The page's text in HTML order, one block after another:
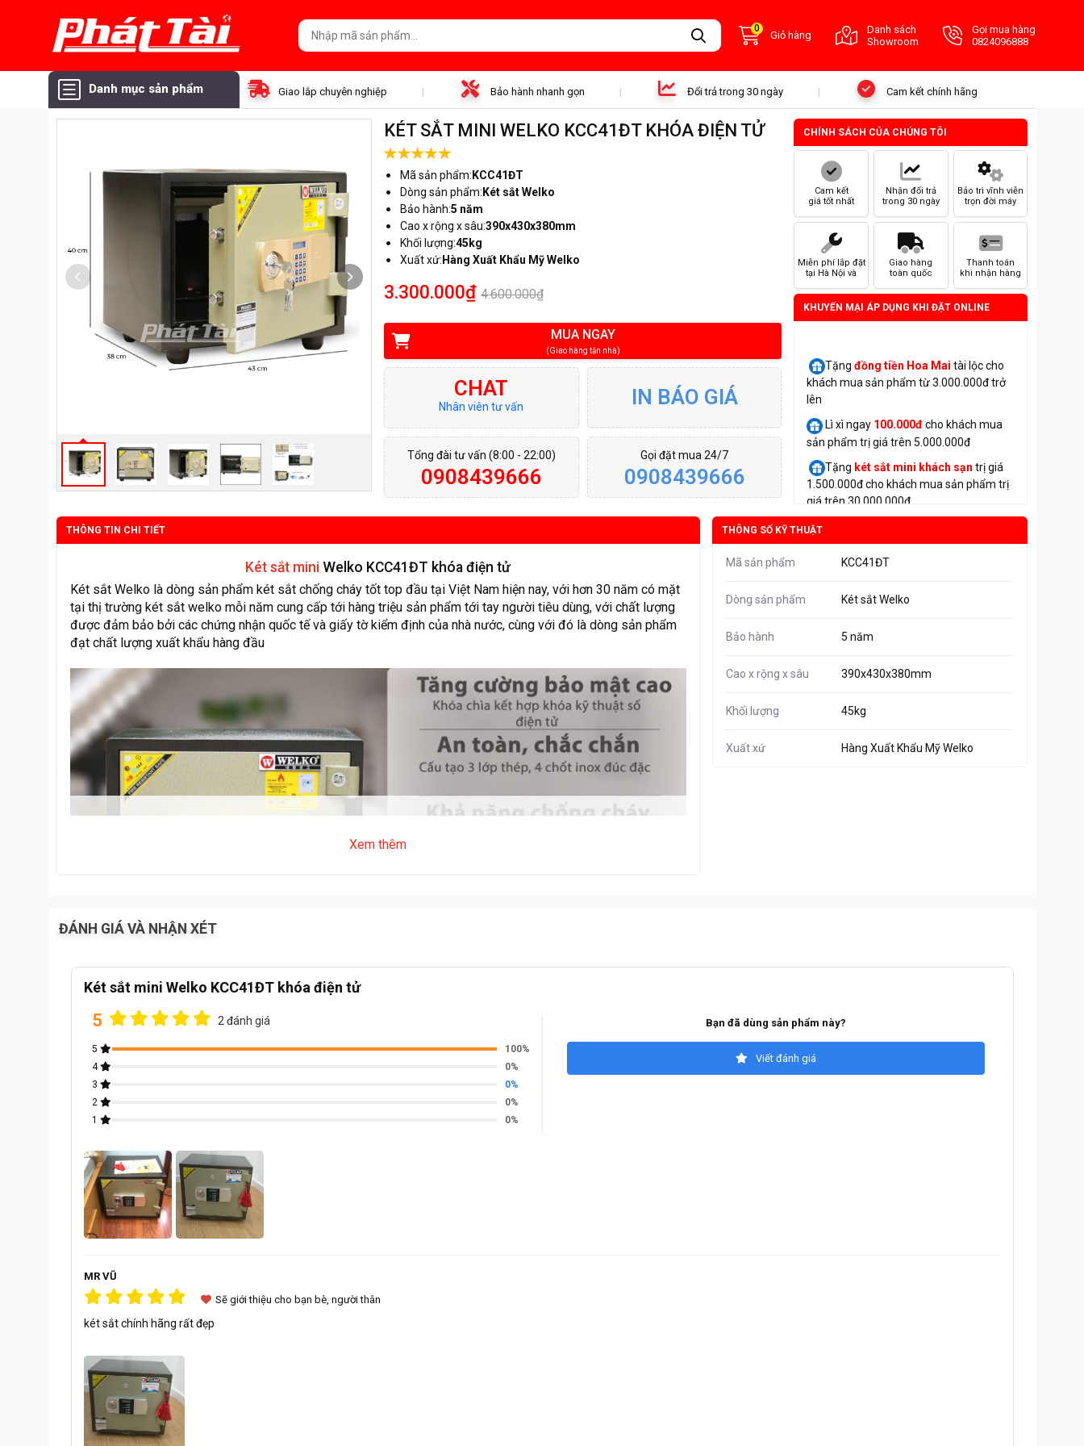
0
Giỏ hàng
Danh sách
Showroom
Gọi mua hàng
0824096888
Danh mục sản phẩm Giao lắp chuyên nghiệp Bảo hành nhanh gọn Đổi trả trong 30 ngày Cam kết chính hãng
KÉT SẮT MINI WELKO KCC41ĐT KHÓA ĐIỆN TỬ
Mã sản phẩm: KCC41ĐT
Dòng sản phẩm: Két sắt Welko
Bảo hành:5 năm
Cao x rộng x sâu:390x430x380mm
Khối lượng:45kg
Xuất xứ: Hàng Xuất Khẩu Mỹ Welko
3.300.000₫ 4.600.000₫
MUA NGAY
(Giao hàng tận nhà)
CHAT
Nhân viên tư vấn IN BÁO GIÁ
Tổng đài tư vấn (8:00 - 22:00)
0908439666
Gọi đặt mua 24/7
0908439666
CHÍNH SÁCH CỦA CHÚNG TÔI
Cam kết
giá tốt nhất
Nhận đổi trả
trong 30 ngày
Bảo trì vĩnh viễn
trọn đời máy
Miễn phí lắp đặt
tại Hà Nội và
Giao hàng
toàn quốc
Thanh toán
khi nhận hàng
KHUYẾN MẠI ÁP DỤNG KHI ĐẶT ONLINE
Tặngđồng tiền Hoa Mai tài lộc cho
khách mua sản phẩm từ 3.000.000đ trở
lên
Lì xì ngay 100.000đcho khách mua
sản phẩm trị giá trên 5.000.000đ
Tặng két sắt mini khách sạn trị giá
1.500.000đ cho khách mua sản phẩm trị
giá trên 30.000.000đ
THÔNG TIN CHI TIẾT
Két sắt mini Welko KCC41ĐT khóa điện tử
Két sắt Welko là dòng sản phẩm két sắt chống cháy tốt top đầu tại Việt Nam hiện nay, với hơn 30 năm có mặt
tại thị trường két sắt welko mỗi năm cung cấp tới hàng triệu sản phẩm tới tay người tiêu dùng, với chất lượng
được đảm bảo bởi các chứng nhận quốc tế và giấy tờ kiểm định của nhà nước, cùng với đó là dòng sản phẩm
đạt chất lượng xuất khẩu hàng đầu
- Trọng lượng: 45 kg± 5kg
- Kích thước: Cao x Rộng x Sâu
- Kích thước ngoài: 400 x 430 x 380 mm
- Kích thước trong: 280 x 330 x 280 mm
Xem thêm
THÔNG SỐ KỸ THUẬT
Mã sản phẩm KCC41ĐT
Dòng sản phẩm Két sắt Welko
Bảo hành 5 năm
Cao x rộng x sâu 390x430x380mm
Khối lượng 45kg
Xuất xứ Hàng Xuất Khẩu Mỹ Welko
ĐÁNH GIÁ VÀ NHẬN XÉT
Két sắt mini Welko KCC41ĐT khóa điện tử
5 2 đánh giá
5
100%
4
0%
3
0%
2
0%
1
0%
Bạn đã dùng sản phẩm này?
Viết đánh giá
MR VŨ
Sẽ giới thiệu cho bạn bè, người thân
két sắt chính hãng rất đẹp